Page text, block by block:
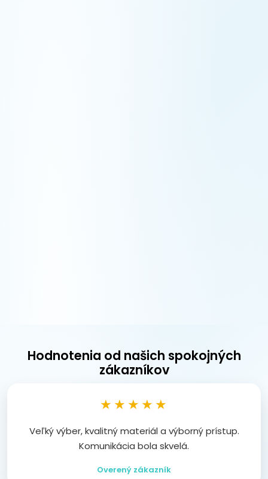
Hodnotenia od našich spokojných
zákazníkov
★★★★★
Veľký výber, kvalitný materiál a výborný prístup.
Komunikácia bola skvelá.
Overený zákazník